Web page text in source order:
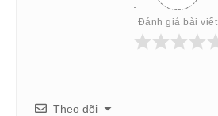
Đánh giá bài viết
Theo dõi